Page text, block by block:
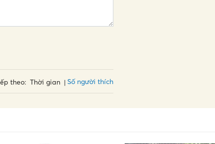
theo: Thời gian Số người thích